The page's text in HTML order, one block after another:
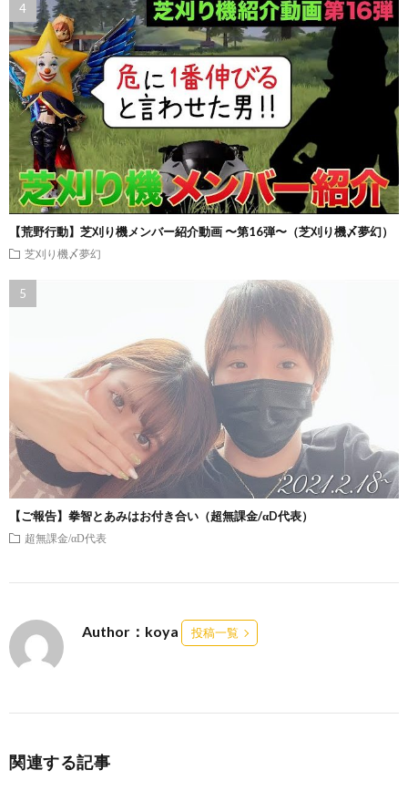
【荒野行動】芝刈り機メンバー紹介動画 〜第16弾〜（芝刈り機〆夢幻）
芝刈り機〆夢幻
【ご報告】拳智とあみはお付き合い（超無課金/αD代表）
超無課金/αD代表
Author：koya 投稿一覧
関連する記事